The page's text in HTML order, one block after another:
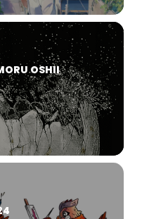
OSHII